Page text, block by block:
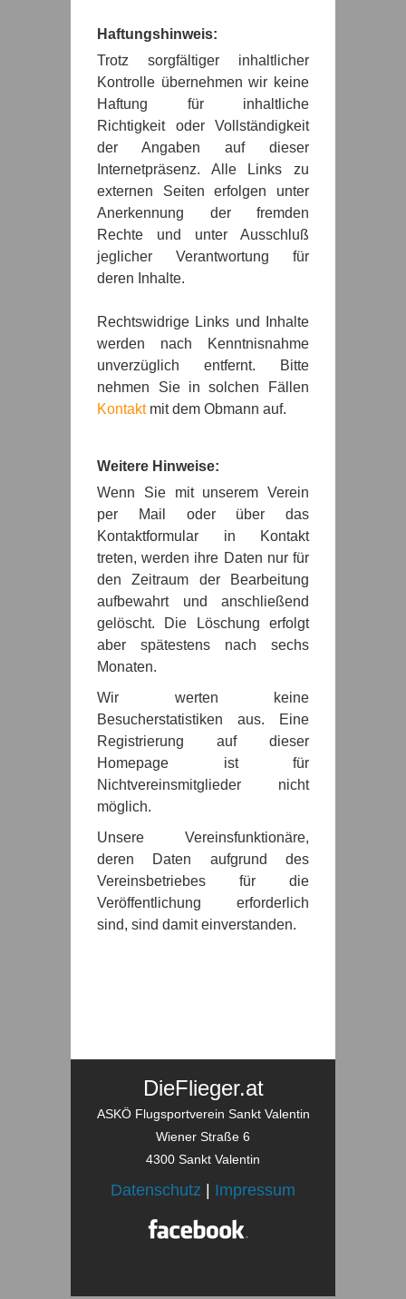
Haftungshinweis:
Trotz sorgfältiger inhaltlicher
Kontrolle übernehmen wir keine
Haftung für inhaltliche
Richtigkeit oder Vollständigkeit
der Angaben auf dieser
Internetpräsenz. Alle Links zu
externen Seiten erfolgen unter
Anerkennung der fremden
Rechte und unter Ausschluß
jeglicher Verantwortung für
deren Inhalte.
Rechtswidrige Links und Inhalte
werden nach Kenntnisnahme
unverzüglich entfernt. Bitte
nehmen Sie in solchen Fällen
Kontaktmit dem Obmann auf.
Weitere Hinweise:
Wenn Sie mit unserem Verein
per Mail oder über das
Kontaktformular in Kontakt
treten, werden ihre Daten nur für
den Zeitraum der Bearbeitung
aufbewahrt und anschließend
gelöscht. Die Löschung erfolgt
aber spätestens nach sechs
Monaten.
Wir werten keine
Besucherstatistiken aus. Eine
Registrierung auf dieser
Homepage ist für
Nichtvereinsmitglieder nicht
möglich.
Unsere Vereinsfunktionäre,
deren Daten aufgrund des
Vereinsbetriebes für die
Veröffentlichung erforderlich
sind, sind damit einverstanden.
DieFlieger.at
ASKÖ Flugsportverein Sankt Valentin
Wiener Straße 6
4300 Sankt Valentin
Datenschutz | Impressum